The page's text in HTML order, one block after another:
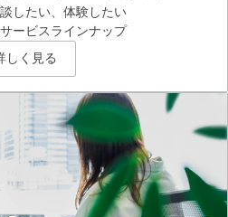
したい、体験したい
ービスラインナップ
しく見る